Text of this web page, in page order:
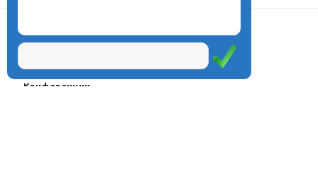
Проекты
Олимпиады
Конферeнции